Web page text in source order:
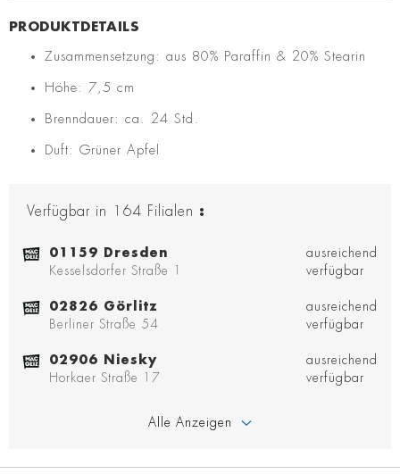
Zusammensetzung: aus 80% Paraffin & 20% Stearin
Höhe: 7,5 cm
Brenndauer: ca. 24 Std.
Duft: Grüner Apfel
Verfügbar in 164 Filialen :
01159 Dresden
Kesselsdorfer Straße 1
ausreichend
verfügbar
02826 Görlitz
Berliner Straße 54
ausreichend
verfügbar
02906 Niesky
Horkaer Straße 17
ausreichend
verfügbar
Alle Anzeigen